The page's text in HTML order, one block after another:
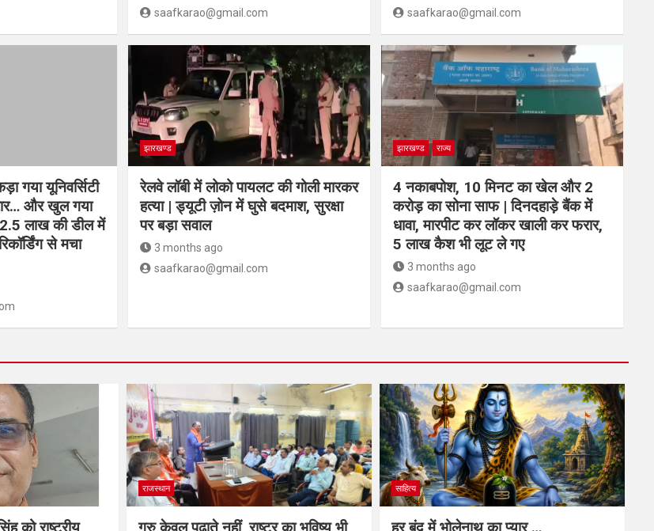
saafkarao@gmail.com
saafkarao@gmail.com
गया यूनिवर्सिटी
और खुल गया
लाख की डील में
से मचा
झारखण्ड
रेलवे लॉबी में लोको पायलट की गोली मारकर
हत्या | ड्यूटी ज़ोन में घुसे बदमाश, सुरक्षा
पर बड़ा सवाल
3 months ago
saafkarao@gmail.com
झारखण्ड राज्य
4 नकाबपोश, 10 मिनट का खेल और 2
करोड़ का सोना साफ | दिनदहाड़े बैंक में
धावा, मारपीट कर लॉकर खाली कर फरार,
5 लाख कैश भी लूट ले गए
3 months ago
saafkarao@gmail.com
को राष्ट्रीय
राजस्थान
गुरु केवल पढ़ाते नहीं, राष्ट्र का भविष्य भी
साहित्य
हर बूंद में भोलेनाथ का प्यार …